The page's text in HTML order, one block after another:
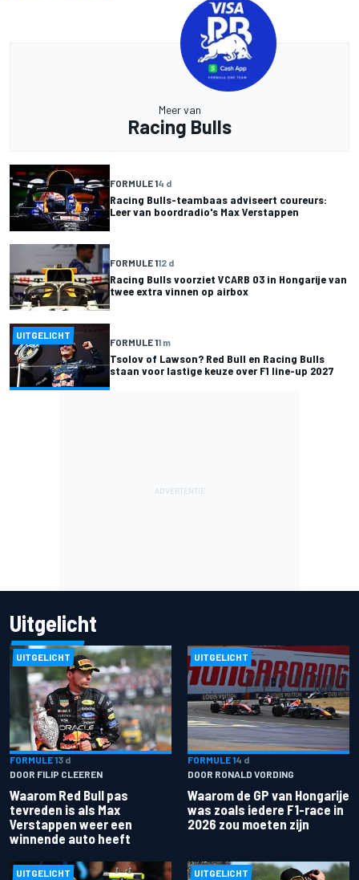
Meer van
Racing Bulls
FORMULE 14 d
Racing Bulls-teambaas adviseert coureurs:
Leer van boordradio's Max Verstappen
FORMULE 112 d
Racing Bulls voorziet VCARB 03 in Hongarije van
twee extra vinnen op airbox
UITGELICHT
FORMULE 11 m
Tsolov of Lawson? Red Bull en Racing Bulls
staan voor lastige keuze over F1 line-up 2027
Uitgelicht
UITGELICHT
FORMULE 13 d
DOOR FILIP CLEEREN
Waarom Red Bull pas
tevreden is als Max
Verstappen weer een
winnende auto heeft
UITGELICHT
FORMULE 14 d
DOOR RONALD VORDING
Waarom de GP van Hongarije
was zoals iedere F1-race in
2026 zou moeten zijn
UITGELICHT UITGELICHT